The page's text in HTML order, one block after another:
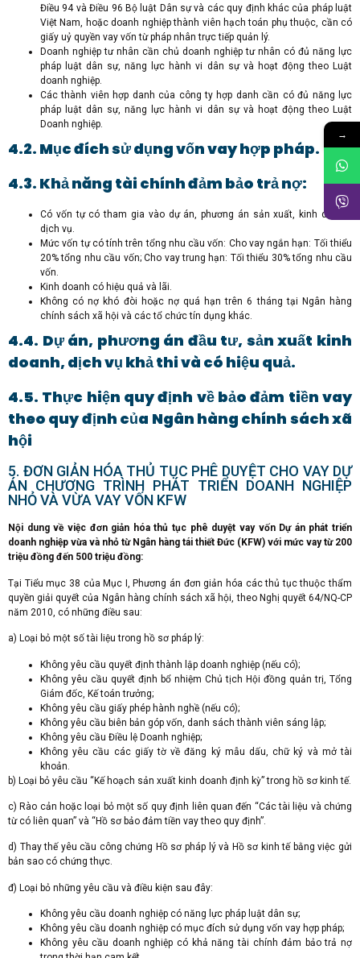
Điều 94 và Điều 96 Bộ luật Dân sự và các quy định khác của pháp luật
Việt Nam, hoặc doanh nghiệp thành viên hạch toán phụ thuộc, cần có
giấy uỷ quyền vay vốn từ pháp nhân trực tiếp quản lý.
Doanh nghiệp tư nhân cần chủ doanh nghiệp tư nhân có đủ năng lực
pháp luật dân sự, năng lực hành vi dân sự và hoạt động theo Luật
doanh nghiệp.
Các thành viên hợp danh của công ty hợp danh cần có đủ năng lực
pháp luật dân sự, năng lực hành vi dân sự và hoạt động theo Luật
Doanh nghiệp.
4.2. Mục đích sử dụng vốn vay hợp pháp.
4.3. Khả năng tài chính đảm bảo trả nợ:
Có vốn tự có tham gia vào dự án, phương án sản xuất, kinh doanh,
dịch vụ.
Mức vốn tự có tính trên tổng nhu cầu vốn: Cho vay ngắn hạn: Tối thiểu
20% tổng nhu cầu vốn; Cho vay trung hạn: Tối thiểu 30% tổng nhu cầu
vốn.
Kinh doanh có hiệu quả và lãi.
Không có nợ khó đòi hoặc nợ quá hạn trên 6 tháng tại Ngân hàng
chính sách xã hội và các tổ chức tín dụng khác.
4.4. Dự án, phương án đầu tư, sản xuất kinh
doanh, dịch vụ khả thi và có hiệu quả.
4.5. Thực hiện quy định về bảo đảm tiền vay
theo quy định của Ngân hàng chính sách xã
hội
5. ĐƠN GIẢN HÓA THỦ TỤC PHÊ DUYỆT CHO VAY DỰ
ÁN CHƯƠNG TRÌNH PHÁT TRIỂN DOANH NGHIỆP
NHỎ VÀ VỪA VAY VỐN KFW
Nội dung về việc đơn giản hóa thủ tục phê duyệt vay vốn Dự án phát triển
doanh nghiệp vừa và nhỏ từ Ngân hàng tái thiết Đức (KFW) với mức vay từ 200
triệu đồng đến 500 triệu đồng:
Tại Tiểu mục 38 của Mục I, Phương án đơn giản hóa các thủ tục thuộc thẩm
quyền giải quyết của Ngân hàng chính sách xã hội, theo Nghị quyết 64/NQ-CP
năm 2010, có những điều sau:
a) Loại bỏ một số tài liệu trong hồ sơ pháp lý:
Không yêu cầu quyết định thành lập doanh nghiệp (nếu có);
Không yêu cầu quyết định bổ nhiệm Chủ tịch Hội đồng quản trị, Tổng
Giám đốc, Kế toán trưởng;
Không yêu cầu giấy phép hành nghề (nếu có);
Không yêu cầu biên bản góp vốn, danh sách thành viên sáng lập;
Không yêu cầu Điều lệ Doanh nghiệp;
Không yêu cầu các giấy tờ về đăng ký mẫu dấu, chữ ký và mở tài
khoản.
b) Loại bỏ yêu cầu “Kế hoạch sản xuất kinh doanh định kỳ” trong hồ sơ kinh tế.
c) Rào cản hoặc loại bỏ một số quy định liên quan đến “Các tài liệu và chứng
từ có liên quan” và “Hồ sơ bảo đảm tiền vay theo quy định”.
d) Thay thế yêu cầu công chứng Hồ sơ pháp lý và Hồ sơ kinh tế bằng việc gửi
bản sao có chứng thực.
đ) Loại bỏ những yêu cầu và điều kiện sau đây:
Không yêu cầu doanh nghiệp có năng lực pháp luật dân sự;
Không yêu cầu doanh nghiệp có mục đích sử dụng vốn vay hợp pháp;
Không yêu cầu doanh nghiệp có khả năng tài chính đảm bảo trả nợ
→